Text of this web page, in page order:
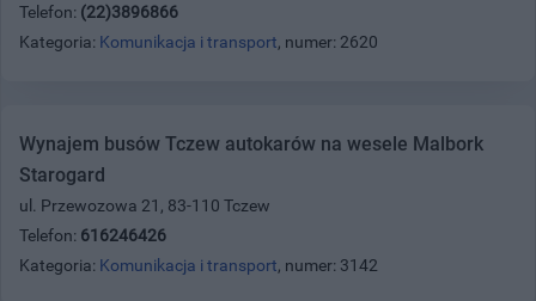
Telefon: (22)3896866
Kategoria: Komunikacja i transport, numer: 2620
Wynajem busów Tczew autokarów na wesele Malbork
Starogard
ul. Przewozowa 21, 83-110 Tczew
Telefon: 616246426
Kategoria: Komunikacja i transport, numer: 3142